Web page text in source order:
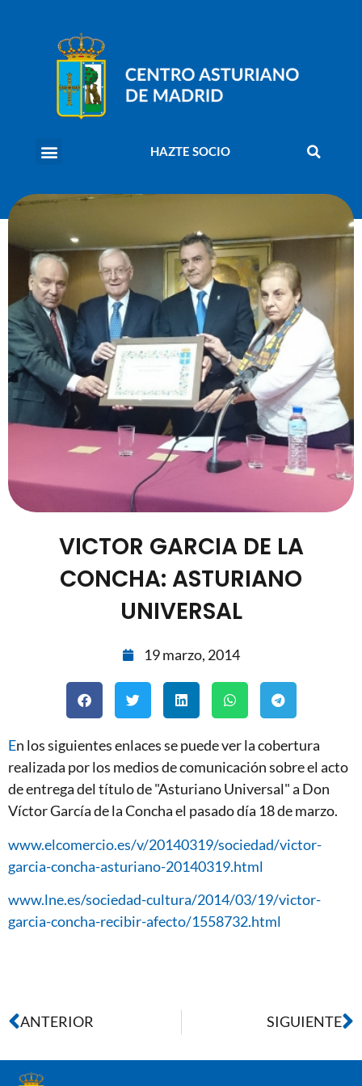
HAZTE SOCIO
VICTOR GARCIA DE LA
CONCHA: ASTURIANO
UNIVERSAL
19 marzo, 2014
En los siguientes enlaces se puede ver la cobertura
realizada por los medios de comunicación sobre el acto
de entrega del título de "Asturiano Universal" a Don
Víctor García de la Concha el pasado día 18 de marzo.
www.elcomercio.es/v/20140319/sociedad/victor-
garcia-concha-asturiano-20140319.html
www.lne.es/sociedad-cultura/2014/03/19/victor-
garcia-concha-recibir-afecto/1558732.html
ANTERIOR SIGUIENTE